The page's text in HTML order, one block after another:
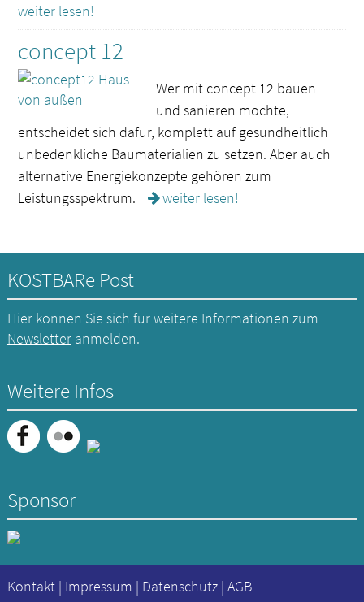
weiter lesen!
concept 12
Wer mit concept 12 bauen
und sanieren möchte,
entscheidet sich dafür, komplett auf gesundheitlich
unbedenkliche Baumaterialien zu setzen. Aber auch
alternative Energiekonzepte gehören zum
Leistungsspektrum.
weiter lesen!
KOSTBARe Post
Hier können Sie sich für weitere Informationen zum
Newsletteranmelden.
Weitere Infos
Sponsor
Kontakt | Impressum | Datenschutz | AGB